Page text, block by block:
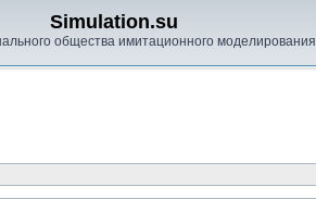
Simulation.su
общества имитационного моделирования